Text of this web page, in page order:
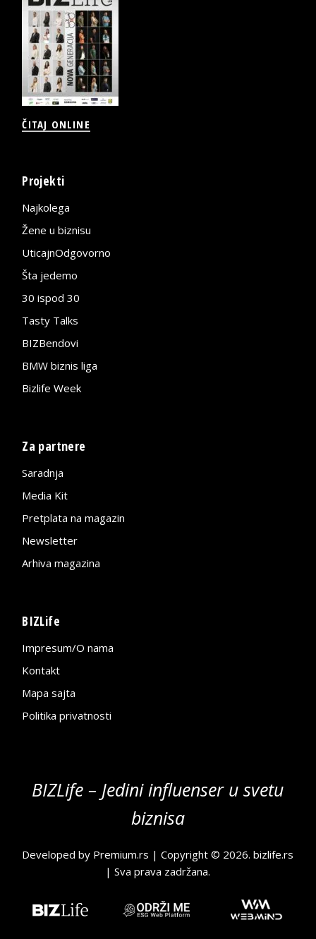
ČITAJ ONLINE
Projekti
Najkolega
Žene u biznisu
UticajnOdgovorno
Šta jedemo
30 ispod 30
Tasty Talks
BIZBendovi
BMW biznis liga
Bizlife Week
Za partnere
Saradnja
Media Kit
Pretplata na magazin
Newsletter
Arhiva magazina
BIZLife
Impresum/O nama
Kontakt
Mapa sajta
Politika privatnosti
BIZLife – Jedini influenser u svetu
biznisa
Developed by Premium.rs | Copyright © 2026.bizlife.rs
| Sva prava zadržana.